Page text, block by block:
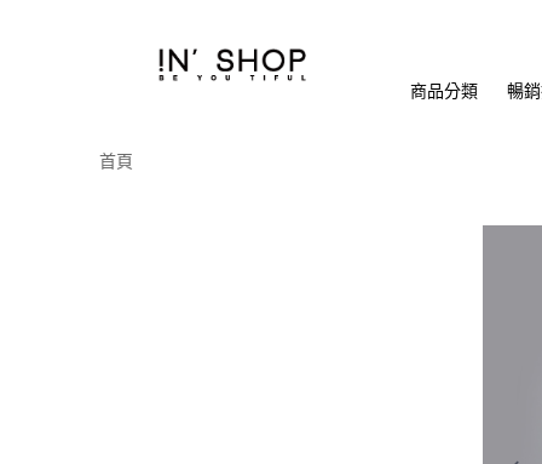
商品分類 暢
首頁